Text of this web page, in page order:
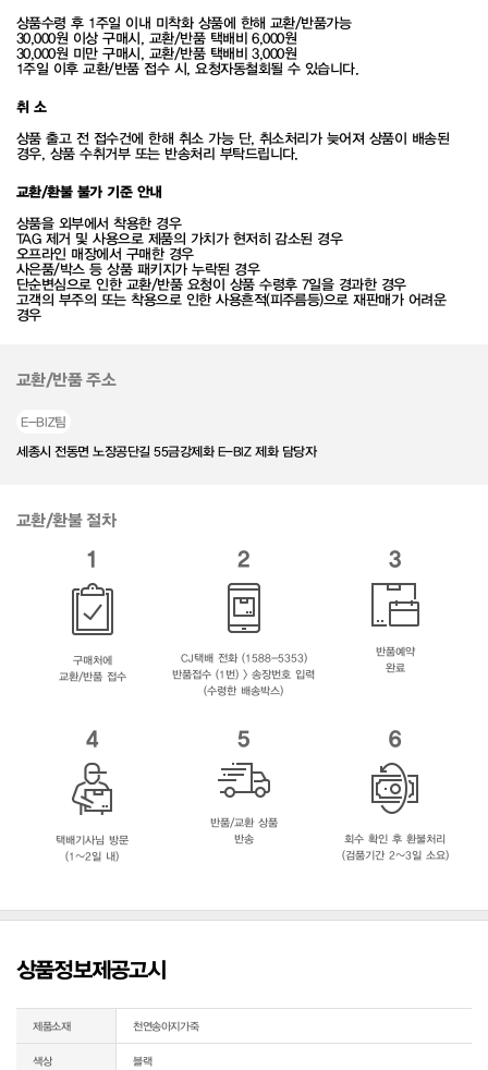
상품수령 후 1주일 이내 미착화 상품에 한해 교환/반품가능
30,000원 이상 구매시, 교환/반품 택배비 6,000원
30,000원 미만 구매시, 교환/반품 택배비 3,000원
1주일 이후 교환/반품 접수 시, 요청자동철회될 수 있습니다.
취 소
상품 출고 전 접수건에 한해 취소 가능 단, 취소처리가 늦어져 상품이 배송된
경우, 상품 수취거부 또는 반송처리 부탁드립니다.
교환/환불 불가 기준 안내
상품을 외부에서 착용한 경우
TAG 제거 및 사용으로 제품의 가치가 현저히 감소된 경우
오프라인 매장에서 구매한 경우
사은품/박스 등 상품 패키지가 누락된 경우
단순변심으로 인한 교환/반품 요청이 상품 수령후 7일을 경과한 경우
고객의 부주의 또는 착용으로 인한 사용흔적(피주름등)으로 재판매가 어려운
경우
교환/반품 주소
E-BIZ팀
세종시 전동면 노장공단길 55금강제화 E-BIZ 제화 담당자
교환/환불 절차
1
구매처에
교환/반품 접수
2
CJ택배 전화 (1588-5353)
반품접수 (1번) > 송장번호 입력
(수령한 배송박스)
3
반품예약
완료
4
택배기사님 방문
(1~2일 내)
5
반품/교환 상품
반송
6
회수 확인 후 환불처리
(검품기간 2~3일 소요)
상품정보제공고시
제품소재 천연송아지가죽
색상 블랙